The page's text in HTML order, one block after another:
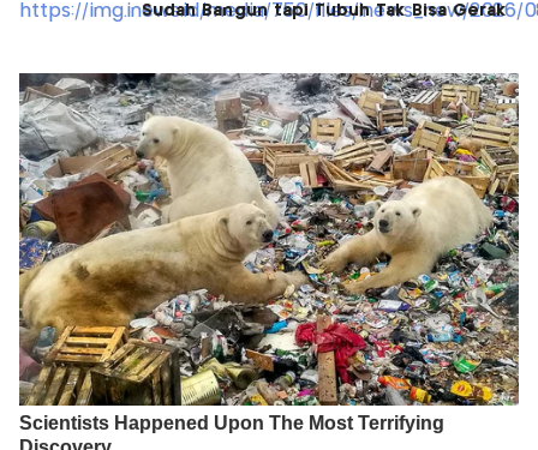
Sudah Bangun tapi Tubuh Tak Bisa Gerak